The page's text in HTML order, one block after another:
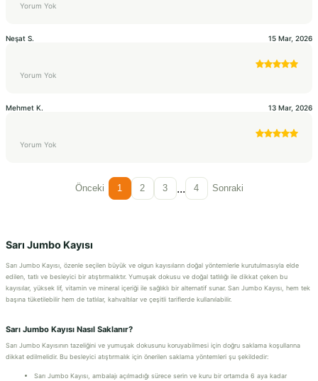
Yorum Yok
Neşat S. 15 Mar, 2026
Yorum Yok
Mehmet K. 13 Mar, 2026
Yorum Yok
Önceki 1 2 3 ... 4 Sonraki
Sarı Jumbo Kayısı
Sarı Jumbo Kayısı, özenle seçilen büyük ve olgun kayısıların doğal yöntemlerle kurutulmasıyla elde
edilen, tatlı ve besleyici bir atıştırmalıktır. Yumuşak dokusu ve doğal tatlılığı ile dikkat çeken bu
kayısılar, yüksek lif, vitamin ve mineral içeriği ile sağlıklı bir alternatif sunar. Sarı Jumbo Kayısı, hem tek
başına tüketilebilir hem de tatlılar, kahvaltılar ve çeşitli tariflerde kullanılabilir.
Sarı Jumbo Kayısı Nasıl Saklanır?
Sarı Jumbo Kayısının tazeliğini ve yumuşak dokusunu koruyabilmesi için doğru saklama koşullarına
dikkat edilmelidir. Bu besleyici atıştırmalık için önerilen saklama yöntemleri şu şekildedir:
Sarı Jumbo Kayısı, ambalajı açılmadığı sürece serin ve kuru bir ortamda 6 aya kadar